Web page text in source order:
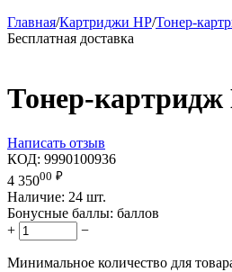
Главная/Картриджи HP/Тонер-
Бесплатная доставка
Тонер-картридж
Написать отзыв
КОД: 9990100936
4 35000 ₽
Наличие: 24 шт.
Бонусные баллы: баллов
+
−
Минимальное количество для